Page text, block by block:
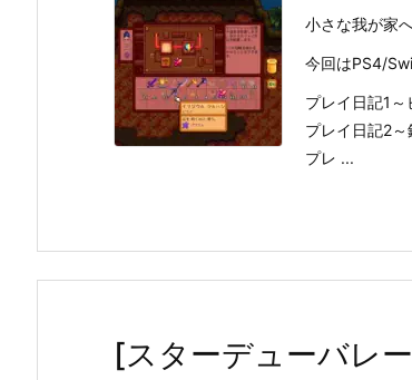
小さな我が家
今回はPS4/
プレイ日記1～
プレイ日記2
プレ ...
[スターデューバレ